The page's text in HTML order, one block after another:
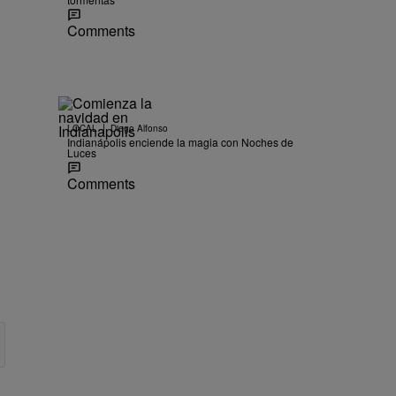
Comments
LOCAL | Diego Alfonso
Indianápolis enciende la magia con Noches de
Luces
Comments